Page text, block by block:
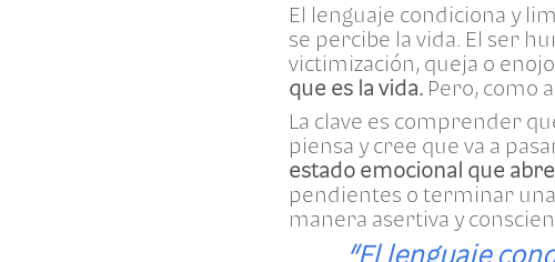
El lenguaje condiciona y
se percibe la vida. El ser
victimización, queja o
que es la vida. Pero, como
La clave es comprender
piensa y cree que va a
estado emocional que
pendientes o terminar
manera asertiva y
“El lenguaje